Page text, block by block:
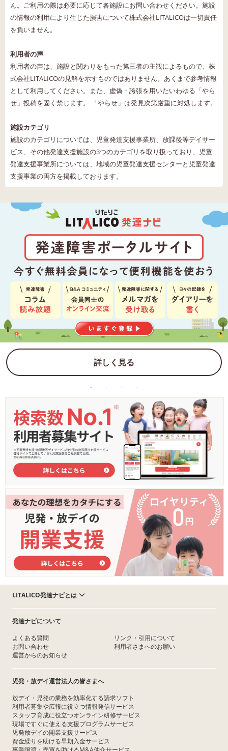
ん。ご利用の際は必要に応じて各施設にお問い合わせください。施設
の情報の利用により生じた損害について株式会社LITALICOは一切責任
を負いません。
利用者の声
利用者の声は、施設と関わりをもった第三者の主観によるもので、株
式会社LITALICOの見解を示すものではありません。あくまで参考情報
として利用してください。また、虚偽・誇張を用いたいわゆる「やら
せ」投稿を固く禁じます。 「やらせ」は発見次第厳重に対処します。
施設カテゴリ
施設のカテゴリについては、児童発達支援事業所、放課後等デイサー
ビス、その他発達支援施設の3つのカテゴリを取り扱っており、児童
発達支援事業所については、地域の児童発達支援センターと児童発達
支援事業の両方を掲載しております。
詳しく見る
LITALICO発達ナビとは
発達ナビについて
よくある質問
お問い合わせ
運営からのお知らせ
リンク・引用について
利用者さまへのお願い
児発・放デイ運営法人の皆さまへ
放デイ・児発の業務を効率化する請求ソフト
利用者募集や広報に役立つ情報発信サービス
スタッフ育成に役立つオンライン研修サービス
現場ですぐに使える支援プログラムサービス
児発放デイの開業支援サービス
資金繰りを助ける早期入金サービス